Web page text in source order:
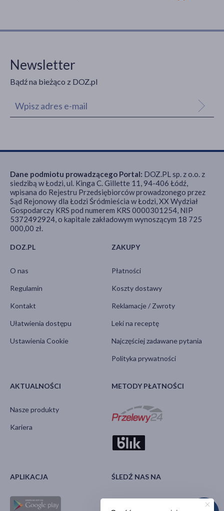
Newsletter
Bądź na bieżąco z DOZ.pl
DOZ.PL
O nas
Regulamin
Kontakt
Ułatwienia dostępu
Ustawienia Cookie
ZAKUPY
Płatności
Koszty dostawy
Reklamacje / Zwroty
Leki na receptę
Najczęściej zadawane pytania
Polityka prywatności
AKTUALNOŚCI
Nasze produkty
Kariera
METODY PŁATNOŚCI
APLIKACJA ŚLEDŹ NAS NA
Dane podmiotu prowadzącego Portal: DOZ.PL sp. z o.o. z
siedzibą w Łodzi, ul. Kinga C. Gillette 11, 94-406 Łódź,
wpisana do Rejestru Przedsiębiorców prowadzonego przez
Sąd Rejonowy dla Łodzi Śródmieścia w Łodzi, XX Wydział
Gospodarczy KRS pod numerem KRS 0000301254, NIP
5372492924, o kapitale zakładowym wynoszącym 18 725
000,00 zł.